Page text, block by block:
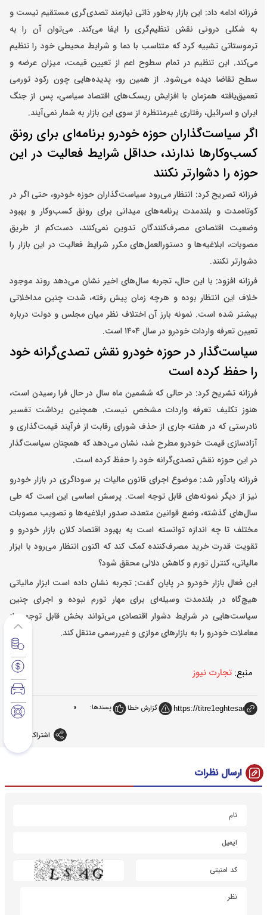
فرزانه ادامه داد: این بازار به‌طور ذاتی نیازمند تصدی‌گری مستقیم نیست و
به شکلی درونی نقش تنظیم‌گری را ایفا می‌کند. می‌توان آن را به
ترموستاتی تشبیه کرد که متناسب با دما و شرایط محیطی خود را تنظیم
می‌کند. این تنظیم در تمام سطوح اعم از تعیین قیمت، میزان عرضه و
سطح تقاضا دیده می‌شود. از همین رو، پدیده‌هایی چون رکود تورمی
تعمیق‌یافته همزمان با افزایش ریسک‌های اقتصاد سیاسی، پس از جنگ
ایران و اسرائیل، رفتاری غیرمنتظره از سوی این بازار به شمار نمی‌آیند.
اگر سیاست‌گذاران حوزه خودرو برنامه‌ای برای رونق
کسب‌و‌کارها ندارند، حداقل شرایط فعالیت در این
حوزه را دشوارتر نکنند
فرزانه تصریح کرد: انتظار می‌رود سیاست‌گذاران حوزه خودرو، حتی اگر در
کوتاه‌مدت و بلندمدت برنامه‌های میدانی برای رونق کسب‌وکار و بهبود
وضعیت اقتصادی مصرف‌کنندگان تدوین نمی‌کنند، دست‌کم از طریق
مصوبات، ابلاغیه‌ها و دستورالعمل‌های مکرر شرایط فعالیت در این بازار را
دشوارتر نکنند.
فرزانه افزود: با این حال، تجربه سال‌های اخیر نشان می‌دهد روند موجود
خلاف این انتظار بوده و هرچه زمان پیش رفته، شدت چنین مداخلاتی
بیشتر شده است. نمونه بارز آن اختلاف نظر میان مجلس و دولت درباره
تعیین تعرفه واردات خودرو در سال ۱۴۰۴ است.
سیاست‌گذار در حوزه خودرو نقش تصدی‌گرانه خود
را حفظ کرده است
فرزانه تشریح کرد: در حالی که ششمین ماه سال در حال فرا رسیدن است،
هنوز تکلیف تعرفه واردات مشخص نیست. همچنین برداشت تفسیر
نادرستی که در هفته جاری از حذف شورای رقابت از فرآیند قیمت‌گذاری و
آزادسازی قیمت خودرو مطرح شد، نشان می‌دهد که همچنان سیاست‌گذار
در این حوزه نقش تصدی‌گرانه خود را حفظ کرده است.
فرزانه یادآور شد: موضوع اجرای قانون مالیات بر سوداگری در بازار خودرو
نیز از دیگر نمونه‌های قابل توجه است. پرسش اساسی این است که طی
سال‌های گذشته، وضع قوانین متعدد، صدور ابلاغیه‌ها و تصویب مصوبات
مختلف تا چه اندازه توانسته است به بهبود اقتصاد کلان بازار خودرو و
تقویت قدرت خرید مصرف‌کننده کمک کند که اکنون انتظار می‌رود با ابزار
مالیاتی، کنترل تورم و کاهش دلالی محقق شود؟
این فعال بازار خودرو در پایان گفت: تجربه نشان داده است ابزار مالیاتی
هیچ‌گاه در بلندمدت وسیله‌ای برای مهار تورم نبوده و اجرای چنین
سیاست‌هایی در شرایط دشوار اقتصادی می‌تواند بخش قابل توجهی از
معاملات خودرو را به بازارهای موازی و غیررسمی منتقل کند.
منبع: تجارت نیوز
گزارش خطا پسندها: 0
اشتراک گذاری
ارسال نظرات